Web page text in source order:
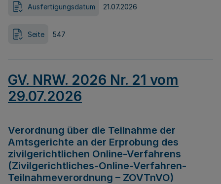
Ausfertigungsdatum 21.07.2026
Seite 547
GV. NRW. 2026 Nr. 21 vom
29.07.2026
Verordnung über die Teilnahme der
Amtsgerichte an der Erprobung des
zivilgerichtlichen Online-Verfahrens
(Zivilgerichtliches-Online-Verfahren-
Teilnahmeverordnung – ZOVTnVO)